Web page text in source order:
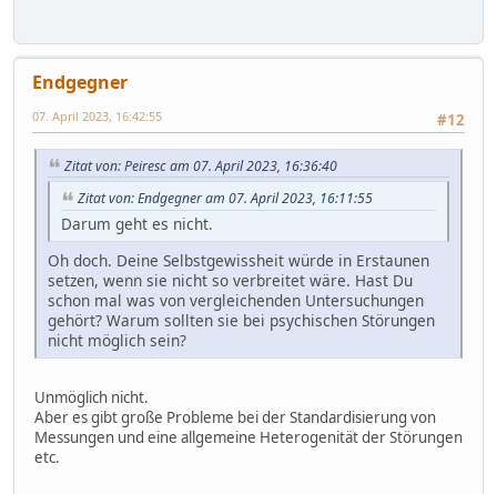
Endgegner
#12
07. April 2023, 16:42:55
Zitat von: Peiresc am 07. April 2023, 16:36:40
Zitat von: Endgegner am 07. April 2023, 16:11:55
Darum geht es nicht.
Oh doch. Deine Selbstgewissheit würde in Erstaunen
setzen, wenn sie nicht so verbreitet wäre. Hast Du
schon mal was von vergleichenden Untersuchungen
gehört? Warum sollten sie bei psychischen Störungen
nicht möglich sein?
Unmöglich nicht.
Aber es gibt große Probleme bei der Standardisierung von
Messungen und eine allgemeine Heterogenität der Störungen
etc.